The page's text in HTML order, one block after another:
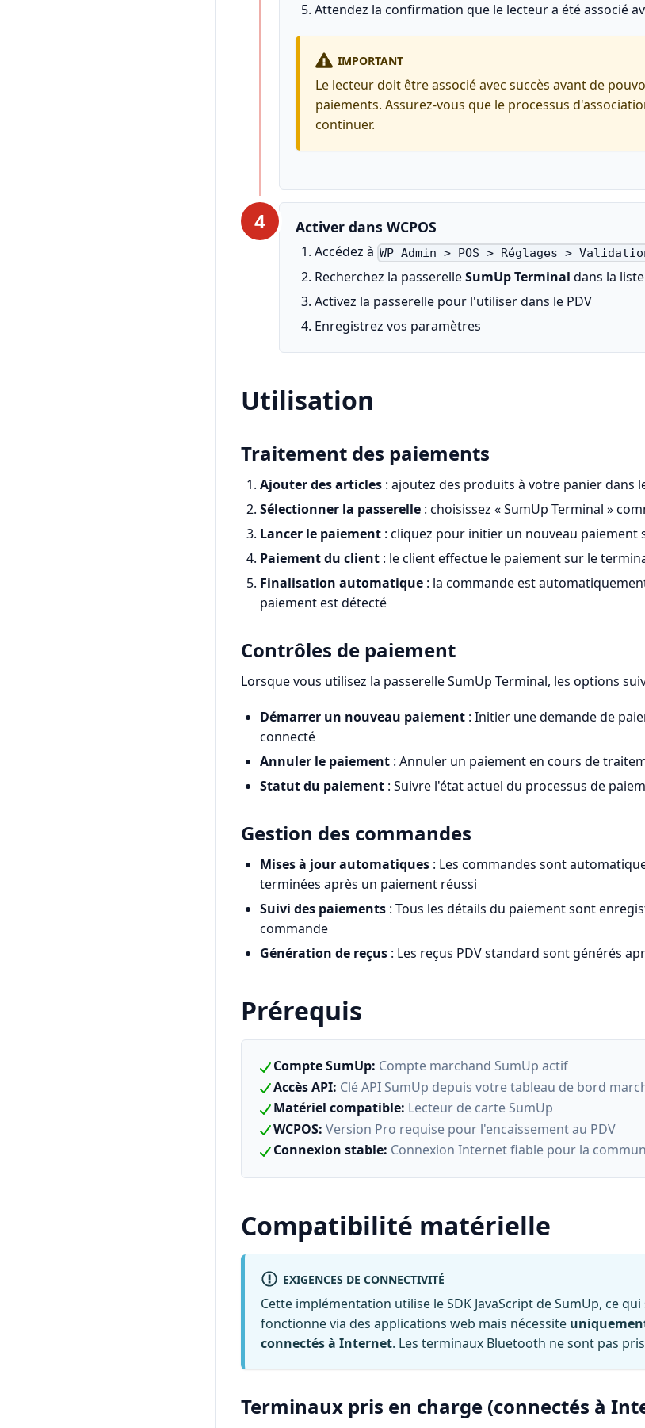
Attendez la confirmation que le lecteur a été associé
IMPORTANT
Le lecteur doit être associé avec succès avant de
paiements. Assurez-vous que le processus
continuer.
4 Activer dans WCPOS
Accédez à WP Admin > POS > Réglages >
Recherchez la passerelleSumUp Terminal dans la liste
Activez la passerelle pour l'utiliser dans le PDV
Enregistrez vos paramètres
Utilisation
Traitement des paiements
Ajouter des articles : ajoutez des produits à votre panier dans
Sélectionner la passerelle : choisissez « SumUp Terminal »
Lancer le paiement : cliquez pour initier un nouveau paiement
Paiement du client : le client effectue le paiement sur le
Finalisation automatique : la commande est
paiement est détecté
Contrôles de paiement
Lorsque vous utilisez la passerelle SumUp Terminal, les options
Démarrer un nouveau paiement : Initier une demande de
connecté
Annuler le paiement : Annuler un paiement en cours de
Statut du paiement : Suivre l'état actuel du processus de
Gestion des commandes
Mises à jour automatiques : Les commandes sont
terminées après un paiement réussi
Suivi des paiements : Tous les détails du paiement sont
commande
Génération de reçus : Les reçus PDV standard sont générés
Prérequis
Compte SumUp: Compte marchand SumUp actif
Accès API: Clé API SumUp depuis votre tableau de bord
Matériel compatible: Lecteur de carte SumUp
WCPOS: Version Pro requise pour l'encaissement au PDV
Connexion stable: Connexion Internet fiable pour la
Compatibilité matérielle
EXIGENCES DE CONNECTIVITÉ
Cette implémentation utilise le SDK JavaScript de SumUp, ce
fonctionne via des applications web mais nécessite
connectés à Internet. Les terminaux Bluetooth ne sont pas
Terminaux pris en charge (connectés à